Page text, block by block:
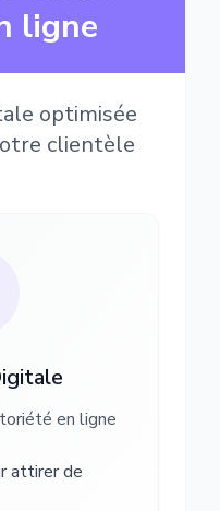
ligne
optimisée
clientèle
en ligne
attirer de